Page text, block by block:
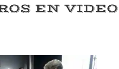
EN VIDEO